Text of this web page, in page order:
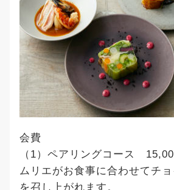
会費
（1）ペアリングコース
ムリエがお食事に合わせてチ
を召し上がれます。